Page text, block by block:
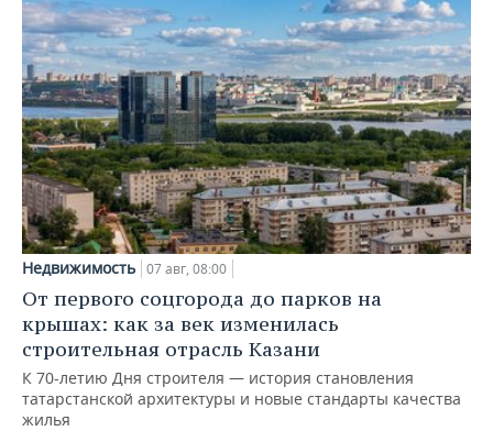
Недвижимость 07 авг, 08:00
От первого соцгорода до парков на
крышах: как за век изменилась
строительная отрасль Казани
К 70-летию Дня строителя — история становления
татарстанской архитектуры и новые стандарты качества
жилья